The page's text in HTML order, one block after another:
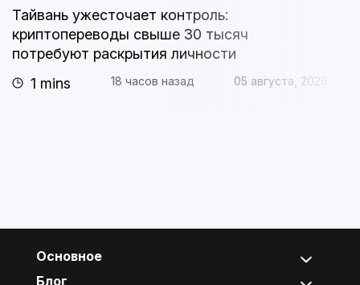
Тайвань ужесточает контроль:
криптопереводы свыше 30 тысяч
потребуют раскрытия личности
1 mins
18 часов назад 05 августа, 2026
Основное
Блог